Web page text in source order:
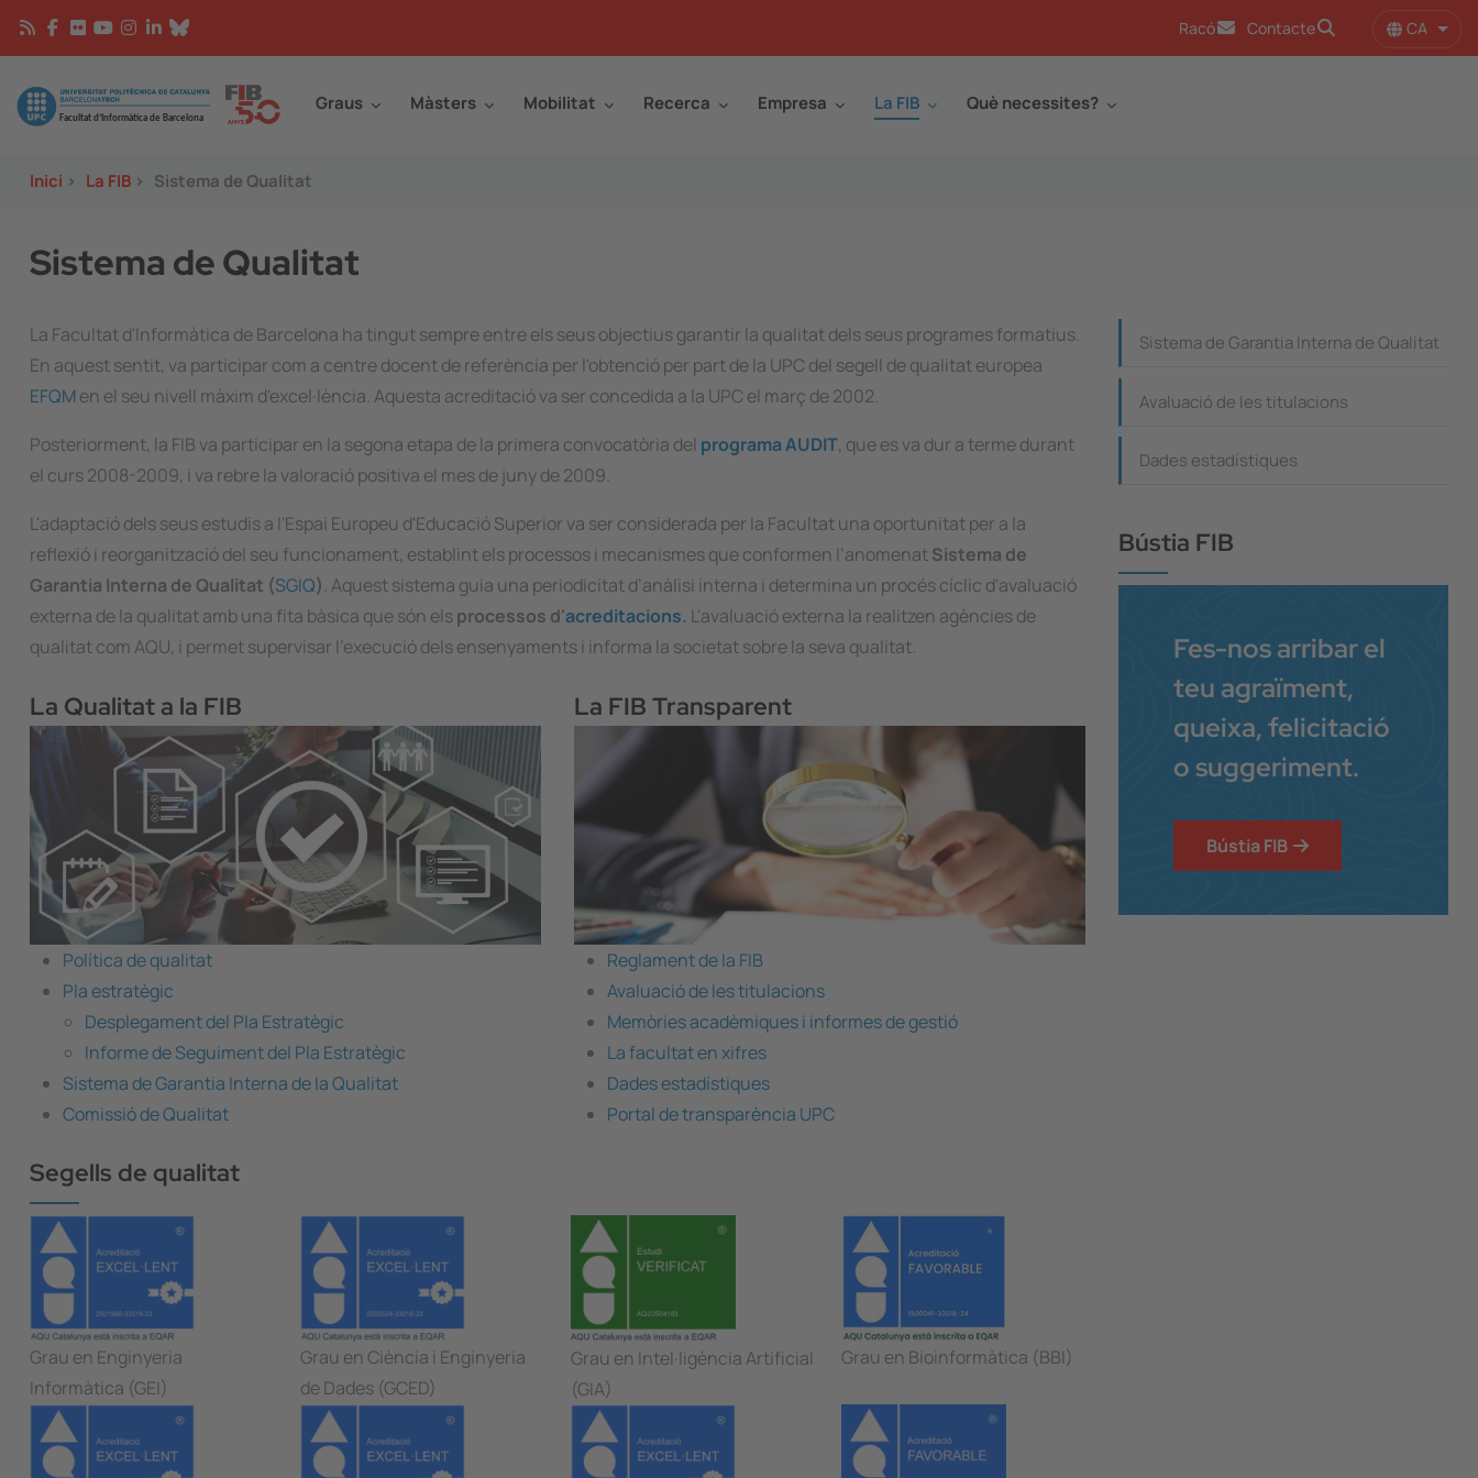
Vés al contingut
Racó Contacte CA
Image Graus Màsters Mobilitat Recerca Empresa La FIB Què necessites?
Inici > La FIB > Sistema de Qualitat
Sistema de Qualitat
La Facultat d'Informàtica de Barcelona ha tingut sempre entre els seus objectius garantir la qualitat dels seus programes formatius.
En aquest sentit, va participar com a centre docent de referència per l'obtenció per part de la UPC del segell de qualitat europea
EFQMen el seu nivell màxim d'excel·lència. Aquesta acreditació va ser concedida a la UPC el març de 2002.
Posteriorment, la FIB va participar en la segona etapa de la primera convocatòria del programa AUDIT, que es va dur a terme durant
el curs 2008-2009, i va rebre la valoració positiva el mes de juny de 2009.
L'adaptació dels seus estudis a l'Espai Europeu d'Educació Superior va ser considerada per la Facultat una oportunitat per a la
reflexió i reorganització del seu funcionament, establint els processos i mecanismes que conformen l’anomenatSistema de
Garantia Interna de Qualitat (SGIQ). Aquest sistema guia una periodicitat d’anàlisi interna i determina un procés cíclic d'avaluació
externa de la qualitat amb una fita bàsica que són elsprocessos d'acreditacions. L'avaluació externa la realitzen agències de
qualitat com AQU, i permet supervisar l'execució dels ensenyaments i informa la societat sobre la seva qualitat.
La Qualitat a la FIB
Política de qualitat
Pla estratègic
Desplegament del Pla Estratègic
Informe de Seguiment del Pla Estratègic
Sistema de Garantia Interna de la Qualitat
Comissió de Qualitat
La FIB Transparent
Reglament de la FIB
Avaluació de les titulacions
Memòries acadèmiques i informes de gestió
La facultat en xifres
Dades estadístiques
Portal de transparència UPC
Segells de qualitat
Grau en Enginyeria
Informàtica (GEI)
Grau en Ciència i Enginyeria
de Dades (GCED)
Grau en Intel·ligència Artificial
(GIA)
Grau en Bioinformàtica (BBI)
Continguts_dreta
Sistema de Garantia Interna de Qualitat
Avaluació de les titulacions
Dades estadístiques
Bústia FIB
Fes-nos arribar el
teu agraïment,
queixa, felicitació
o suggeriment.
Bústia FIB